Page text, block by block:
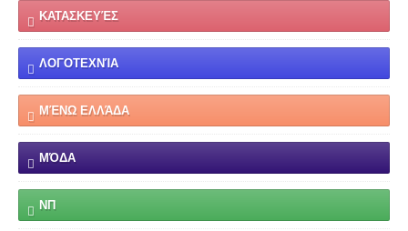
ΚΑΤΑΣΚΕΥΈΣ
ΛΟΓΟΤΕΧΝΊΑ
ΜΈΝΩ ΕΛΛΆΔΑ
ΜΌΔΑ
ΝΠ